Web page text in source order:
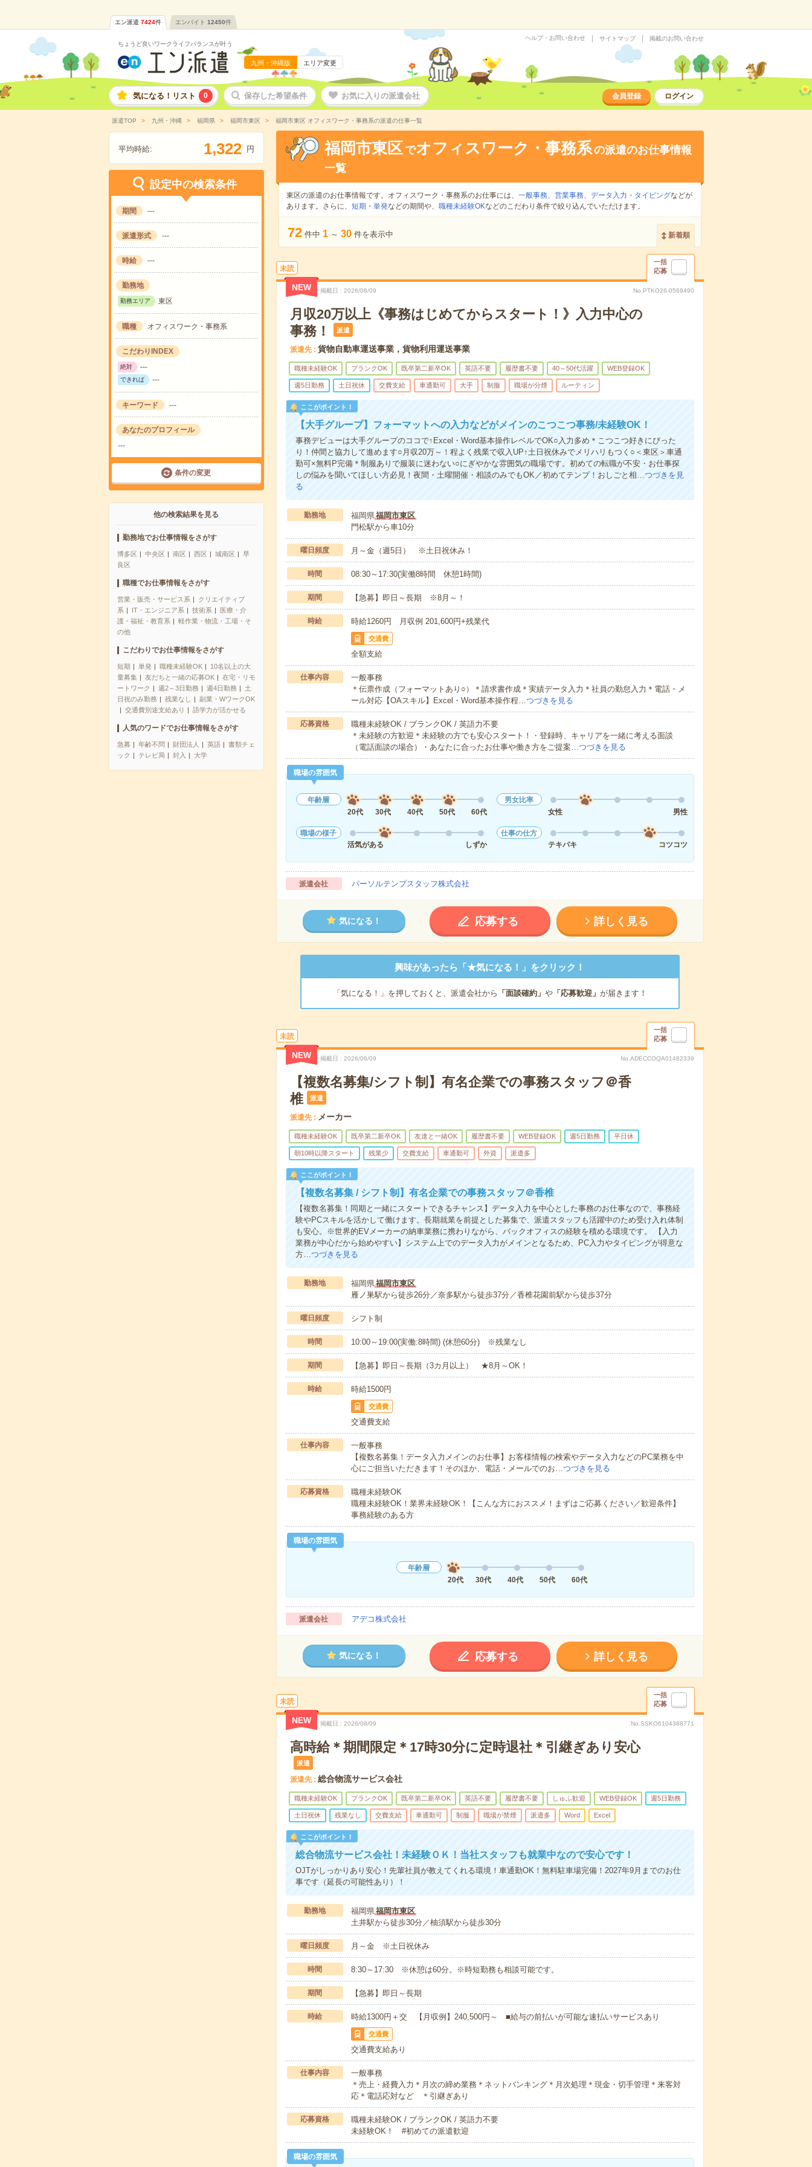
エン派遣 7424件 エンバイト 12450件
ちょうど良いワークライフバランスが叶う
九州・沖縄版 エリア変更
ヘルプ・お問い合わせ サイトマップ 掲載のお問い合わせ
気になる！リスト 0 保存した希望条件 お気に入りの派遣会社 会員登録 ログイン
派遣TOP 九州・沖縄 福岡県 福岡市東区 福岡市東区 オフィスワーク・事務系の派遣の仕事一覧
平均時給: 1,322 円
設定中の検索条件
期間 ---
派遣形式 ---
時給 ---
勤務地
勤務エリア 東区
職種 オフィスワーク・事務系
こだわりINDEX
絶対 ---
できれば ---
キーワード ---
あなたのプロフィール
---
条件の変更
他の検索結果を見る
勤務地でお仕事情報をさがす
博多区 中央区 南区 西区 城南区
早
良区
職種でお仕事情報をさがす
営業・販売・サービス系
クリエイティブ
系
IT・エンジニア系 技術系
医療・介
護・福祉・教育系
軽作業・物流・工場・そ
の他
こだわりでお仕事情報をさがす
短期 単発 職種未経験OK
10名以上の大
量募集
友だちと一緒の応募OK
在宅・リモ
ートワーク
週2～3日勤務 週4日勤務
土
日祝のみ勤務
残業なし
副業・WワークOK
交通費別途支給あり
語学力が活かせる
人気のワードでお仕事情報をさがす
急募 年齢不問 財団法人 英語
書類チェ
ック
テレビ局 封入 大学
福岡市東区 でオフィスワーク・事務系の派遣のお仕事情報
一覧
東区の派遣のお仕事情報です。オフィスワーク・事務系のお仕事には、 一般事務、 営業事務、 データ入力・タイピングなどが
あります。さらに、 短期 ・ 単発などの期間や、 職種未経験OKなどのこだわり条件で絞り込んでいただけます。
72 件中 1 ～ 30 件を表示中 新着順
未読
一括
応募
NEW 掲載日 2026/08/09 No.PTKO26-0569490
月収20万以上《事務はじめてからスタート！》入力中心の
事務！
派遣
派遣先 貨物自動車運送事業，貨物利用運送事業
職種未経験OK ブランクOK 既卒第二新卒OK 英語不要 履歴書不要 40～50代活躍 WEB登録OK
週5日勤務 土日祝休 交費支給 車通勤可 大手 制服 職場が分煙 ルーティン
ここがポイント！
【大手グループ】フォーマットへの入力などがメインのこつこつ事務/未経験OK！
事務デビューは大手グループのココで↑Excel・Word基本操作レベルでOK○入力多め＊こつこつ好きにぴった
り！仲間と協力して進めます○月収20万～！程よく残業で収入UP↑土日祝休みでメリハリもつく○＜東区＞車通
勤可×無料P完備＊制服ありで服装に迷わない○にぎやかな雰囲気の職場です。初めての転職が不安・お仕事探
しの悩みを聞いてほしい方必見！夜間・土曜開催・相談のみでもOK／初めてテンプ！おしごと相…つづきを見
る
勤務地 福岡県福岡市東区
門松駅から車10分
曜日頻度 月～金（週5日） ※土日祝休み！
時間 08:30～17:30(実働8時間 休憩1時間)
期間 【急募】即日～長期 ※8月～！
時給 時給1260円 月収例 201,600円+残業代
交通費
全額支給
仕事内容
一般事務
＊伝票作成（フォーマットあり○）＊請求書作成＊実績データ入力＊社員の勤怠入力＊電話・メ
ール対応【OAスキル】Excel・Word基本操作程…つづきを見る
応募資格
職種未経験OK / ブランクOK / 英語力不要
＊未経験の方歓迎＊未経験の方でも安心スタート！・登録時、キャリアを一緒に考える面談
（電話面談の場合）・あなたに合ったお仕事や働き方をご提案…つづきを見る
職場の雰囲気
年齢層
20代
30代 40代 50代 60代
男女比率
女性
男性
職場の様子
活気がある
しずか
仕事の仕方
テキパキ
コツコツ
派遣会社 パーソルテンプスタッフ株式会社
気になる！ 応募する 詳しく見る
興味があったら「★気になる！」をクリック！
「気になる！」を押しておくと、派遣会社から 「面談確約」 や「応募歓迎」 が届きます！
未読
一括
応募
NEW 掲載日 2026/08/09 No.ADECCOQA01482339
【複数名募集/シフト制】有名企業での事務スタッフ＠香
椎
派遣
派遣先 メーカー
職種未経験OK 既卒第二新卒OK 友達と一緒OK 履歴書不要 WEB登録OK 週5日勤務 平日休
朝10時以降スタート 残業少 交費支給 車通勤可 外資 派遣多
ここがポイント！
【複数名募集 / シフト制】有名企業での事務スタッフ＠香椎
【複数名募集！同期と一緒にスタートできるチャンス】データ入力を中心とした事務のお仕事なので、事務経
験やPCスキルを活かして働けます。長期就業を前提とした募集で、派遣スタッフも活躍中のため受け入れ体制
も安心。※世界的EVメーカーの納車業務に携わりながら、バックオフィスの経験を積める環境です。 【入力
業務が中心だから始めやすい】システム上でのデータ入力がメインとなるため、PC入力やタイピングが得意な
方…つづきを見る
勤務地 福岡県福岡市東区
雁ノ巣駅から徒歩26分／奈多駅から徒歩37分／香椎花園前駅から徒歩37分
曜日頻度 シフト制
時間 10:00～19:00(実働:8時間) (休憩60分) ※残業なし
期間 【急募】即日～長期（3カ月以上） ★8月～OK！
時給 時給1500円
交通費
交通費支給
仕事内容
一般事務
【複数名募集！データ入力メインのお仕事】お客様情報の検索やデータ入力などのPC業務を中
心にご担当いただきます！そのほか、電話・メールでのお…つづきを見る
応募資格
職種未経験OK
職種未経験OK！業界未経験OK！【こんな方におススメ！まずはご応募ください／歓迎条件】
事務経験のある方
職場の雰囲気
年齢層
20代
30代 40代 50代 60代
派遣会社 アデコ株式会社
気になる！ 応募する 詳しく見る
未読
一括
応募
NEW 掲載日 2026/08/09 No.SSKO6104388771
高時給＊期間限定＊17時30分に定時退社＊引継ぎあり安心
派遣
派遣先 総合物流サービス会社
職種未経験OK ブランクOK 既卒第二新卒OK 英語不要 履歴書不要 しゅふ歓迎 WEB登録OK 週5日勤務
土日祝休 残業なし 交費支給 車通勤可 制服 職場が禁煙 派遣多 Word Excel
ここがポイント！
総合物流サービス会社！未経験ＯＫ！当社スタッフも就業中なので安心です！
OJTがしっかりあり安心！先輩社員が教えてくれる環境！車通勤OK！無料駐車場完備！2027年9月までのお仕
事です（延長の可能性あり）！
勤務地 福岡県 福岡市東区
土井駅から徒歩30分／柚須駅から徒歩30分
曜日頻度 月～金 ※土日祝休み
時間 8:30～17:30 ※休憩は60分。※時短勤務も相談可能です。
期間 【急募】即日～長期
時給 時給1300円＋交 【月収例】240,500円～ ■給与の前払いが可能な速払いサービスあり
交通費
交通費支給あり
仕事内容
一般事務
＊売上・経費入力＊月次の締め業務＊ネットバンキング＊月次処理＊現金・切手管理＊来客対
応＊電話応対など ＊引継ぎあり
応募資格
職種未経験OK / ブランクOK / 英語力不要
未経験OK！ #初めての派遣歓迎
職場の雰囲気